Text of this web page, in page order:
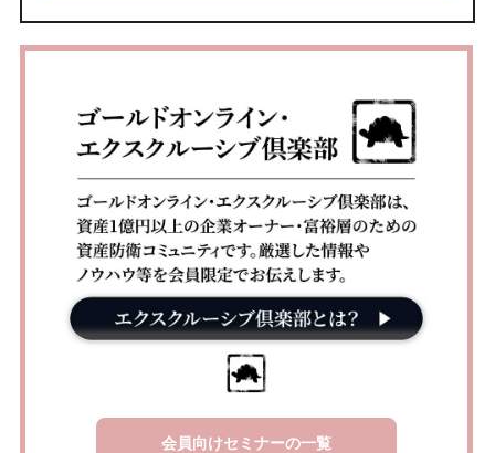
会員向けセミナーの一覧